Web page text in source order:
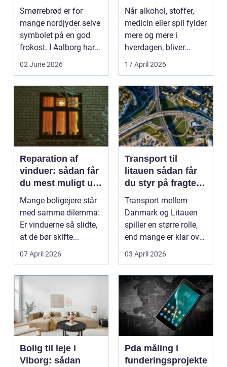
moderne twist
Smørrebrød er for
mange nordjyder selve
symbolet på en god
frokost. I Aalborg har
den klassiske spis...
02 June 2026
Når alkohol, stoffer,
medicin eller spil fylder
mere og mere i
hverdagen, bliver
grænsen...
17 April 2026
Reparation af
vinduer: sådan får
du mest muligt ud
af dine gamle
vinduer
Mange boligejere står
med samme dilemma:
Er vinduerne så slidte,
at de bør skifte...
07 April 2026
Transport til
litauen sådan får
du styr på fragten
til baltikum
Transport mellem
Danmark og Litauen
spiller en større rolle,
end mange er klar over.
Litauen er et n...
03 April 2026
Bolig til leje i
Viborg: sådan
Pda måling i
funderingsprojekte